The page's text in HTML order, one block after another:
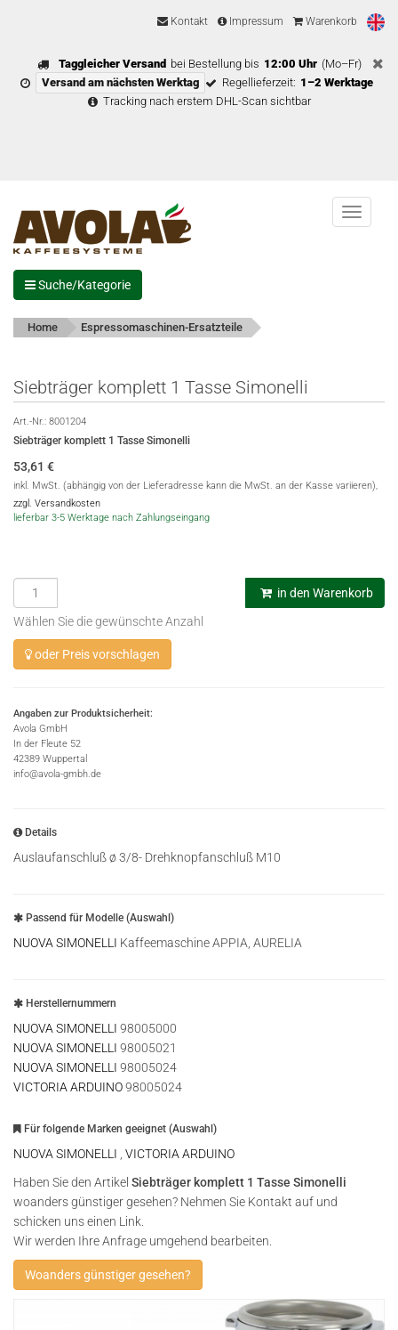
Kontakt Impressum Warenkorb
Taggleicher Versand bei Bestellung bis 12:00 Uhr (Mo–Fr)
Versand am nächsten Werktag
Regellieferzeit: 1–2 Werktage
Tracking nach erstem DHL-Scan sichtbar
Menu
Suche/Kategorie
Home Espressomaschinen-Ersatzteile
Siebträger komplett 1 Tasse Simonelli
Art.-Nr.: 8001204
Siebträger komplett 1 Tasse Simonelli
53,61 €
inkl. MwSt. (abhängig von der Lieferadresse kann die MwSt. an der Kasse variieren),
zzgl. Versandkosten
lieferbar 3-5 Werktage nach Zahlungseingang
in den Warenkorb
Wählen Sie die gewünschte Anzahl
oder Preis vorschlagen
Angaben zur Produktsicherheit:
Avola GmbH
In der Fleute 52
42389 Wuppertal
info@avola-gmbh.de
Details
Auslaufanschluß ø 3/8- Drehknopfanschluß M10
Passend für Modelle (Auswahl)
NUOVA SIMONELLI Kaffeemaschine APPIA, AURELIA
Herstellernummern
NUOVA SIMONELLI 98005000
NUOVA SIMONELLI 98005021
NUOVA SIMONELLI 98005024
VICTORIA ARDUINO98005024
Für folgende Marken geeignet (Auswahl)
NUOVA SIMONELLI
VICTORIA ARDUINO
Haben Sie den Artikel Siebträger komplett 1 Tasse Simonelli
woanders günstiger gesehen? Nehmen Sie Kontakt auf und
schicken uns einen Link.
Wir werden Ihre Anfrage umgehend bearbeiten.
Woanders günstiger gesehen?